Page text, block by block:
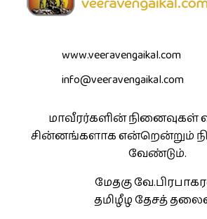
www.veeravengaikal.com
info@veeravengaikal.com
மாவீரர்களின் நினைவுகள்
சின்னங்களாக என்றென்றும்
வேண்டும்.
மேதகு
தமிழீழ தேசத்